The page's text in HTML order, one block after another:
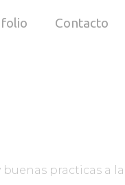
Contacto
practicas a